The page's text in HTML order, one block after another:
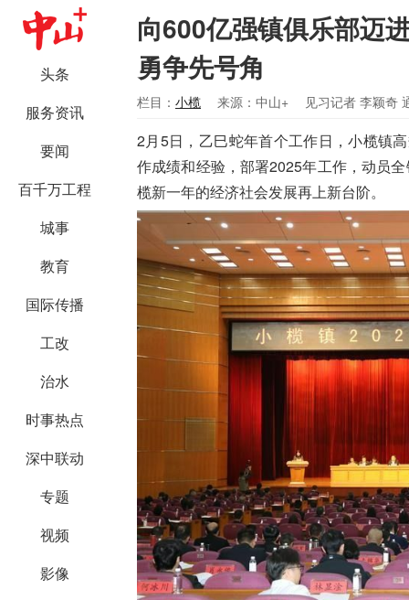
头条
服务资讯
要闻
百千万工程
城事
教育
国际传播
工改
治水
时事热点
深中联动
专题
视频
影像
向600亿强镇俱乐部迈
勇争先号角
栏目： 小榄 来源：中山+ 见习记者 李颖奇
2月5日，乙巳蛇年首个工作日，小榄镇
作成绩和经验，部署2025年工作，动员
榄新一年的经济社会发展再上新台阶。